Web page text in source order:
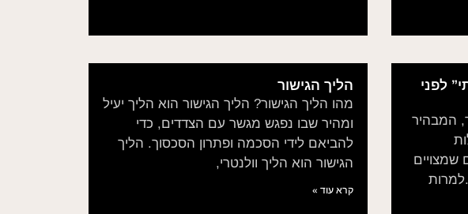
לפני
המבהיר
שמצויים
הליך הגישור
מהו הליך הגישור? הליך הגישור הוא הליך יעיל
ומהיר שבו נפגש מגשר עם הצדדים, כדי
להביאם לידי הסכמה ופתרון הסכסוך. הליך
הגישור הוא הליך וולנטרי,
קרא עוד »